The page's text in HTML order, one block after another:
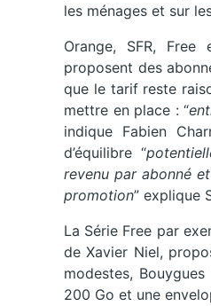
les ménages et sur
Orange, SFR, Free
proposent des
que le tarif reste
mettre en place : “
indique Fabien
d’équilibre “
revenu par abonné
promotion” explique
La Série Free par
de Xavier Niel,
modestes,
200 Go et une